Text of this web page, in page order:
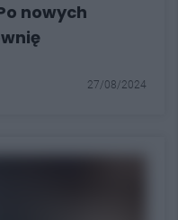
nowych
27/08/2024